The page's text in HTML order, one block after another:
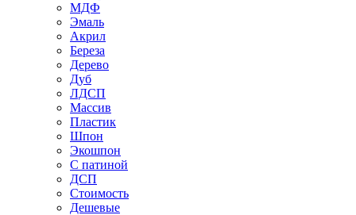
МДФ
Эмаль
Акрил
Береза
Дерево
Дуб
ЛДСП
Массив
Пластик
Шпон
Экошпон
С патиной
ДСП
Стоимость
Дешевые